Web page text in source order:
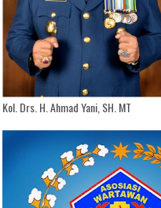
Kol. Drs. H. Ahmad Yani, SH. MT